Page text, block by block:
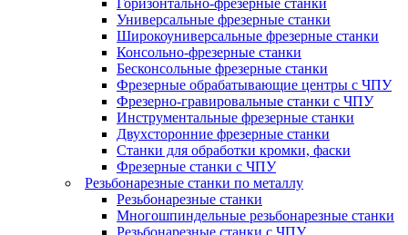
Универсальные фрезерные станки
Широкоуниверсальные фрезерные станки
Консольно-фрезерные станки
Бесконсольные фрезерные станки
Фрезерные обрабатывающие центры с ЧПУ
Фрезерно-гравировальные станки с ЧПУ
Инструментальные фрезерные станки
Двухсторонние фрезерные станки
Станки для обработки кромки, фаски
Фрезерные станки с ЧПУ
Резьбонарезные станки по металлу
Резьбонарезные станки
Многошпиндельные резьбонарезные станки
Резьбонарезные станки с ЧПУ